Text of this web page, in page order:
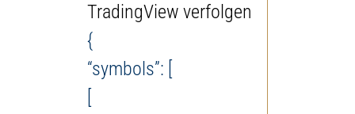
TradingView verfolgen
{
“symbols”: [